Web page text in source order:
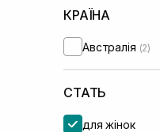
КРАЇНА
Австралія (2)
СТАТЬ
для жінок